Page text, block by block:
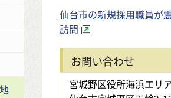
仙台市の新規採用職員が
訪問
お問い合わせ
宮城野区役所海浜エリ